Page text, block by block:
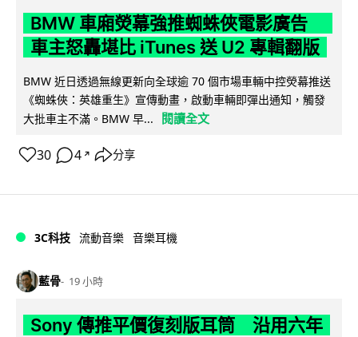
BMW 車廂熒幕強推蜘蛛俠電影廣告
車主怒轟堪比 iTunes 送 U2 專輯翻版
BMW 近日透過無線更新向全球逾 70 個市場車輛中控熒幕推送
《蜘蛛俠：英雄重生》宣傳動畫，啟動車輛即彈出通知，觸發
大批車主不滿。BMW 早...
閱讀全文
30 4 ↗ 分享
3C科技 流動音樂 音樂耳機
藍骨 19 小時
Sony 傳推平價復刻版耳筒 沿用六年